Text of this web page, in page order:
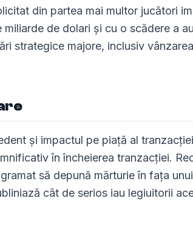
din partea mai multor jucători
de dolari și cu o scădere a
strategice majore, inclusiv
și impactul pe piață al
în încheierea tranzacției.
să depună mărturie în fața
cât de serios iau legiuitorii